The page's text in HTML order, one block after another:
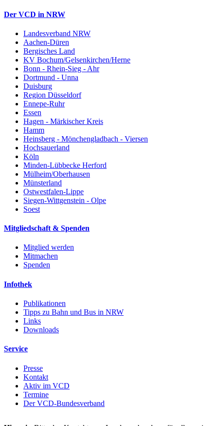
Der VCD in NRW
Landesverband NRW
Aachen-Düren
Bergisches Land
KV Bochum/Gelsenkirchen/Herne
Bonn - Rhein-Sieg - Ahr
Dortmund - Unna
Duisburg
Region Düsseldorf
Ennepe-Ruhr
Essen
Hagen - Märkischer Kreis
Hamm
Heinsberg - Mönchengladbach - Viersen
Hochsauerland
Köln
Minden-Lübbecke Herford
Mülheim/Oberhausen
Münsterland
Ostwestfalen-Lippe
Siegen-Wittgenstein - Olpe
Soest
Mitgliedschaft & Spenden
Mitglied werden
Mitmachen
Spenden
Infothek
Publikationen
Tipps zu Bahn und Bus in NRW
Links
Downloads
Service
Presse
Kontakt
Aktiv im VCD
Termine
Der VCD-Bundesverband